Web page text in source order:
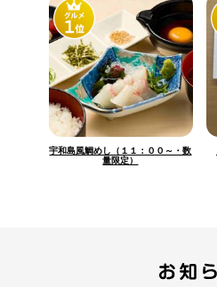
宇和島風鯛めし（１１：００～・数
量限定）